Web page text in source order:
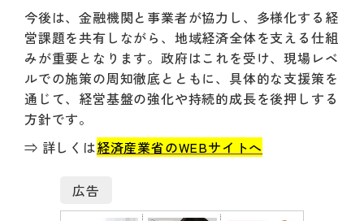
今後は、金融機関と事業者が協力し、多様化する経
営課題を共有しながら、地域経済全体を支える仕組
みが重要となります。政府はこれを受け、現場レベ
ルでの施策の周知徹底とともに、具体的な支援策を
通じて、経営基盤の強化や持続的成長を後押しする
方針です。
⇒ 詳しくは経済産業省のWEBサイトへ
広告